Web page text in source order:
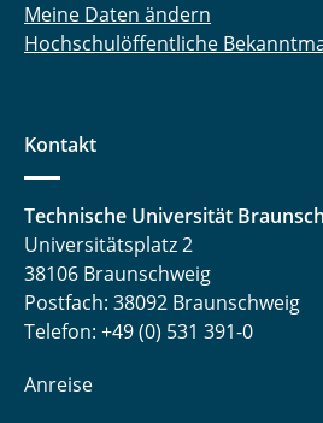
Meine Daten ändern
Hochschulöffentliche
Kontakt
Technische Universität
Universitätsplatz 2
38106 Braunschweig
Postfach: 38092 Braunschweig
Telefon: +49 (0) 531 391-0
Anreise